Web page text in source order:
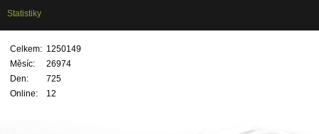
Statistiky
Online: 12
Celkem: 1250149
Měsíc:
26974
Den:
725